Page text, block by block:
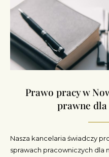
Prawo pracy w
prawne
Nasza kancelaria świadczy
sprawach pracowniczych dla